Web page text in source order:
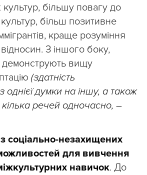
культур, більшу повагу до
більш позитивне
краще розуміння
З іншого боку,
демонструють вищу
(здатність
однієї думки на іншу, а також
речей одночасно, –
соціально-незахищених
для вивчення
навичок. До